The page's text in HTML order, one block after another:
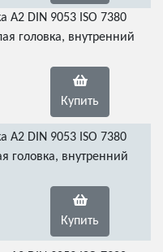
А2 DIN 9053 ISO 7380
головка, внутренний
Купить
А2 DIN 9053 ISO 7380
головка, внутренний
Купить